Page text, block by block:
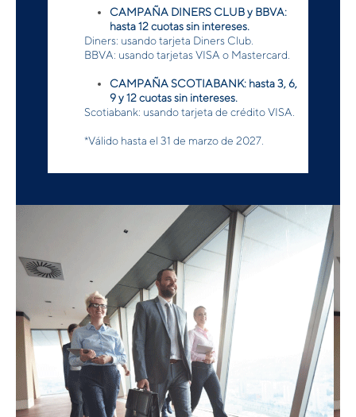
CAMPAÑA DINERS CLUB y BBVA:
hasta 12 cuotas sin intereses.
Diners: usando tarjeta Diners Club.
BBVA: usando tarjetas VISA o Mastercard.
CAMPAÑA SCOTIABANK: hasta 3, 6,
9 y 12 cuotas sin intereses.
Scotiabank: usando tarjeta de crédito VISA.
*Válido hasta el 31 de marzo de 2027.